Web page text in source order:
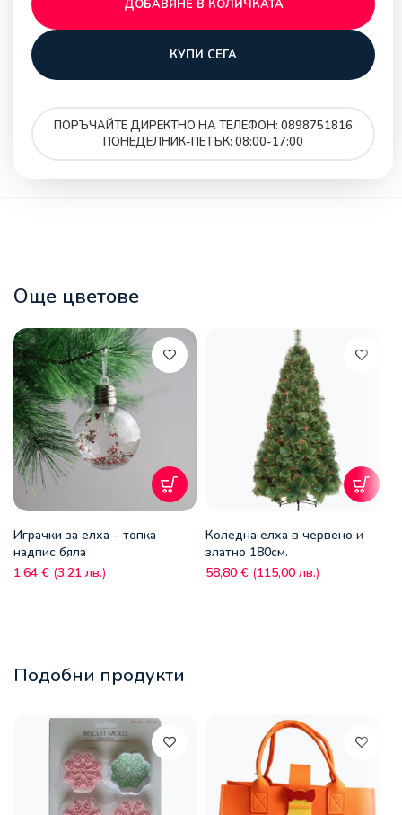
ДОБАВЯНЕ В КОЛИЧКАТА
КУПИ СЕГА
ПОРЪЧАЙТЕ ДИРЕКТНО НА ТЕЛЕФОН: 0898751816
ПОНЕДЕЛНИК-ПЕТЪК: 08:00-17:00
Още цветове
Играчки за елха – топка
надпис бяла
1,64 € (3,21 лв.)
Коледна елха в червено и
златно 180см.
58,80 € (115,00 лв.)
Подобни продукти